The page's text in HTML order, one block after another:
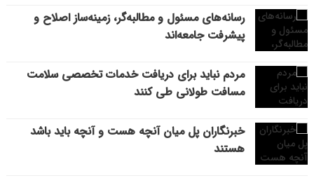
رسانه‌های مسئول و مطالبه‌گر، زمینه‌ساز اصلاح و
پیشرفت جامعه‌اند
مردم نباید برای دریافت خدمات تخصصی سلامت
مسافت طولانی طی کنند
خبرنگاران پل میان آنچه هست و آنچه باید باشد
هستند